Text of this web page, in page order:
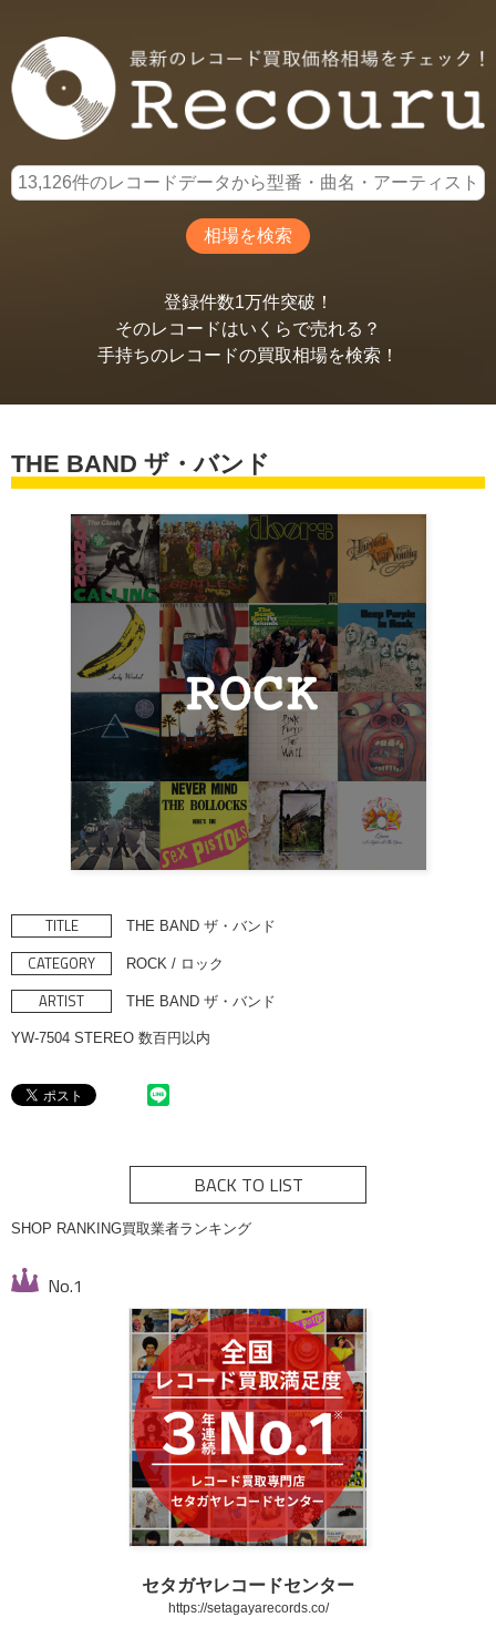
登録件数1万件突破！
そのレコードはいくらで売れる？
手持ちのレコードの買取相場を検索！
THE BAND ザ・バンド
TITLE THE BAND ザ・バンド
CATEGORY ROCK / ロック
ARTIST THE BAND ザ・バンド
YW-7504 STEREO 数百円以内
BACK TO LIST
SHOP RANKING買取業者ランキング
セタガヤレコードセンター
https://setagayarecords.co/